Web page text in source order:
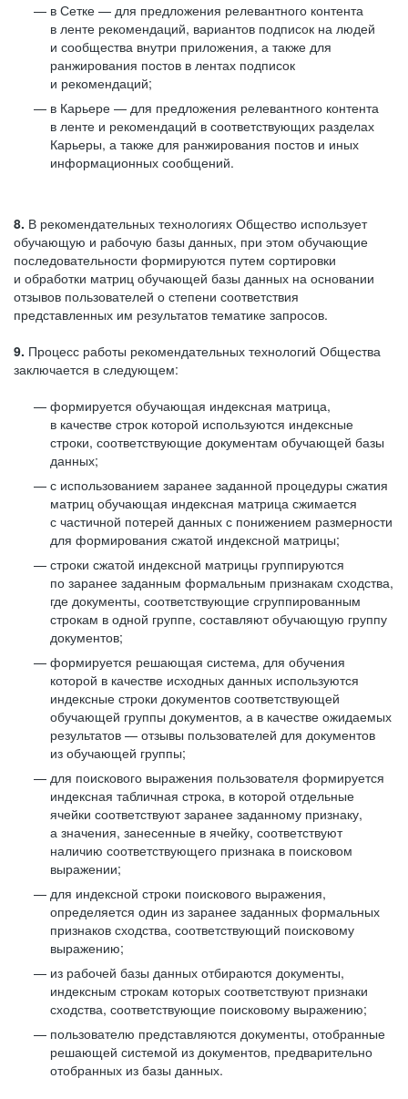
в Сетке — для предложения релевантного контента
в ленте рекомендаций, вариантов подписок на людей
и сообщества внутри приложения, а также для
ранжирования постов в лентах подписок
и рекомендаций;
в Карьере — для предложения релевантного контента
в ленте и рекомендаций в соответствующих разделах
Карьеры, а также для ранжирования постов и иных
информационных сообщений.
8. В рекомендательных технологиях Общество использует
обучающую и рабочую базы данных, при этом обучающие
последовательности формируются путем сортировки
и обработки матриц обучающей базы данных на основании
отзывов пользователей о степени соответствия
представленных им результатов тематике запросов.
9. Процесс работы рекомендательных технологий Общества
заключается в следующем:
формируется обучающая индексная матрица,
в качестве строк которой используются индексные
строки, соответствующие документам обучающей базы
данных;
с использованием заранее заданной процедуры сжатия
матриц обучающая индексная матрица сжимается
с частичной потерей данных с понижением размерности
для формирования сжатой индексной матрицы;
строки сжатой индексной матрицы группируются
по заранее заданным формальным признакам сходства,
где документы, соответствующие сгруппированным
строкам в одной группе, составляют обучающую группу
документов;
формируется решающая система, для обучения
которой в качестве исходных данных используются
индексные строки документов соответствующей
обучающей группы документов, а в качестве ожидаемых
результатов — отзывы пользователей для документов
из обучающей группы;
для поискового выражения пользователя формируется
индексная табличная строка, в которой отдельные
ячейки соответствуют заранее заданному признаку,
а значения, занесенные в ячейку, соответствуют
наличию соответствующего признака в поисковом
выражении;
для индексной строки поискового выражения,
определяется один из заранее заданных формальных
признаков сходства, соответствующий поисковому
выражению;
из рабочей базы данных отбираются документы,
индексным строкам которых соответствуют признаки
сходства, соответствующие поисковому выражению;
пользователю представляются документы, отобранные
решающей системой из документов, предварительно
отобранных из базы данных.